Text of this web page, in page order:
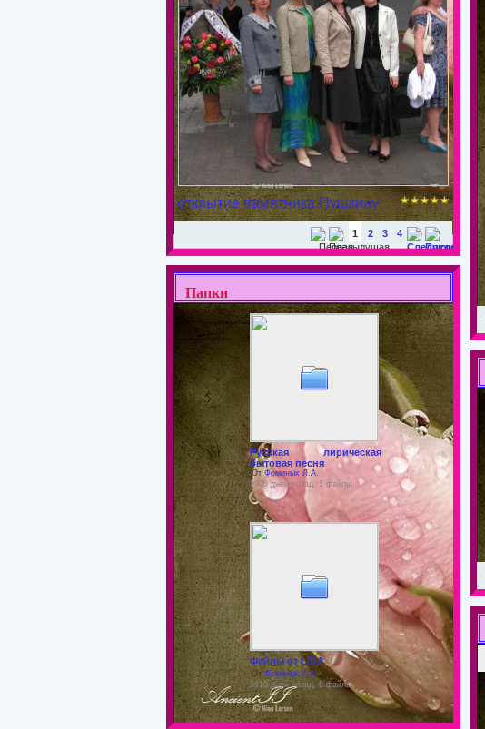
открытие памятника Пушкину
1 2 3 4
Папки
Русская лирическая
бытовая песня
ОтФоминых Л.А.
5908 дней назад, 1 файлы
Файлы от LIDA
От Фоминых Л.А.
5910 дней назад, 6 файлы